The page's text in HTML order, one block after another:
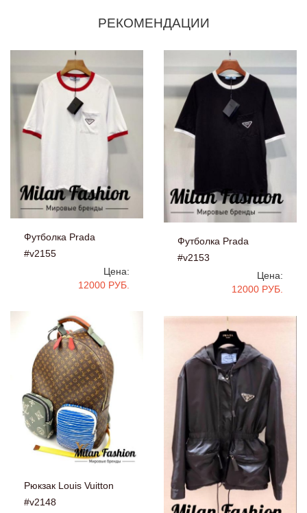
РЕКОМЕНДАЦИИ
Футболка Prada
#v2155
Цена:
12000 РУБ.
Футболка Prada
#v2153
Цена:
12000 РУБ.
Рюкзак Louis Vuitton
#v2148